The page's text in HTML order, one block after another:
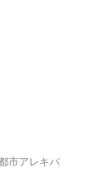
市アレキパ